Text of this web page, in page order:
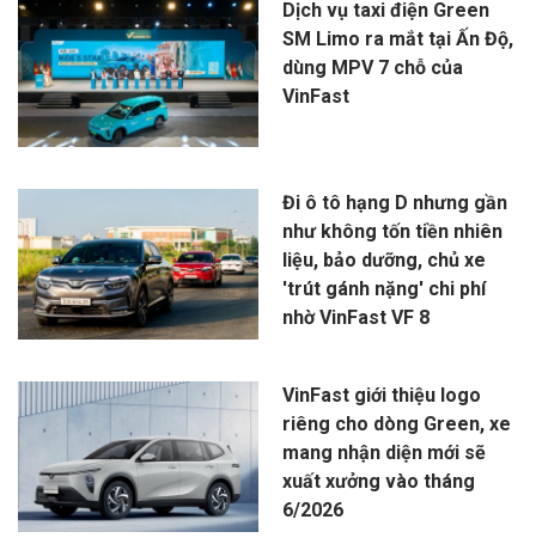
Dịch vụ taxi điện Green
SM Limo ra mắt tại Ấn Độ,
dùng MPV 7 chỗ của
VinFast
Đi ô tô hạng D nhưng gần
như không tốn tiền nhiên
liệu, bảo dưỡng, chủ xe
'trút gánh nặng' chi phí
nhờ VinFast VF 8
VinFast giới thiệu logo
riêng cho dòng Green, xe
mang nhận diện mới sẽ
xuất xưởng vào tháng
6/2026